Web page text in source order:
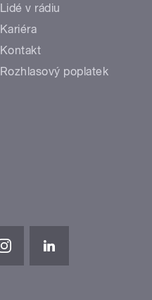
Lidé v rádiu
Kariéra
Kontakt
Rozhlasový poplatek